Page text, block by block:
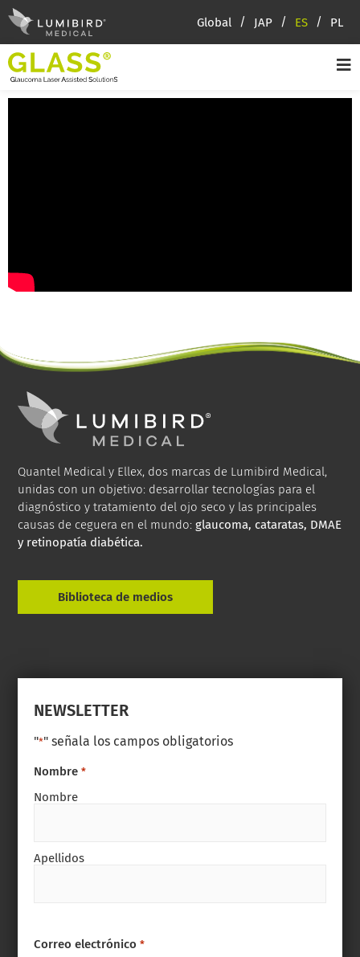
Global JAP ES PL
Quantel Medical y Ellex, dos marcas de Lumibird Medical,
unidas con un objetivo: desarrollar tecnologías para el
diagnóstico y tratamiento del ojo seco y las principales
causas de ceguera en el mundo:glaucoma, cataratas, DMAE
y retinopatía diabética.
Biblioteca de medios
NEWSLETTER
"*" señala los campos obligatorios
Nombre *
Nombre
Apellidos
Correo electrónico *